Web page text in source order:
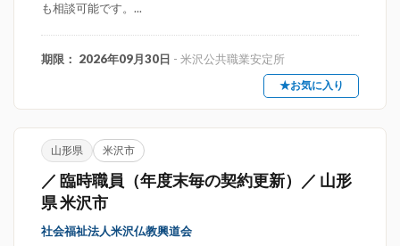
も相談可能です。...
期限： 2026年09月30日 - 米沢公共職業安定所
★お気に入り
山形県 米沢市
／ 臨時職員（年度末毎の契約更新）／ 山形
県 米沢市
社会福祉法人米沢仏教興道会